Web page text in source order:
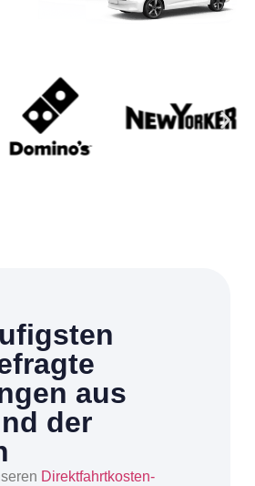
aus
der
Direktfahrtkosten-